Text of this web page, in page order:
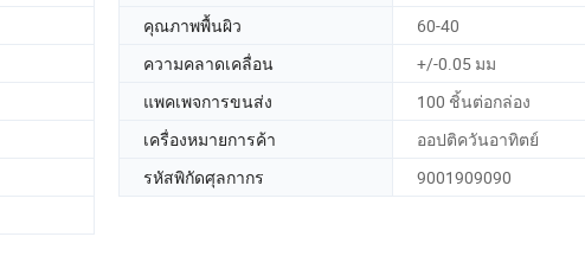
คุณภาพพื้นผิว
60-40
ความคลาดเคลื่อน
+/-0.05 มม
แพคเพจการขนส่ง
100 ชิ้นต่อกล่อง
เครื่องหมายการค้า
ออปติควันอาทิตย์
รหัสพิกัดศุลกากร
9001909090